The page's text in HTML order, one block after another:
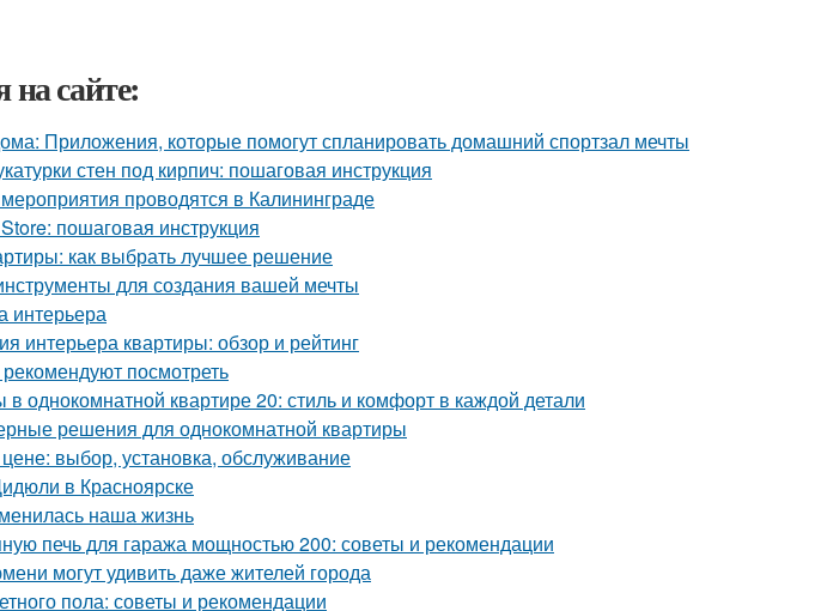
на сайте:
Приложения, которые помогут спланировать домашний спортзал мечты
стен под кирпич: пошаговая инструкция
проводятся в Калининграде
пошаговая инструкция
как выбрать лучшее решение
для создания вашей мечты
интерьера
интерьера квартиры: обзор и рейтинг
посмотреть
однокомнатной квартире 20: стиль и комфорт в каждой детали
решения для однокомнатной квартиры
выбор, установка, обслуживание
в Красноярске
наша жизнь
печь для гаража мощностью 200: советы и рекомендации
могут удивить даже жителей города
пола: советы и рекомендации